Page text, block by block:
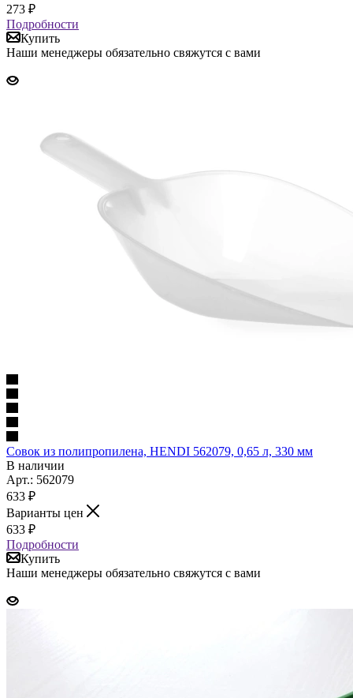
273 ₽
Подробности
Купить
Наши менеджеры обязательно свяжутся с вами
Совок из полипропилена, HENDI 562079, 0,65 л, 330 мм
В наличии
Арт.: 562079
633 ₽
Варианты цен
633 ₽
Подробности
Купить
Наши менеджеры обязательно свяжутся с вами